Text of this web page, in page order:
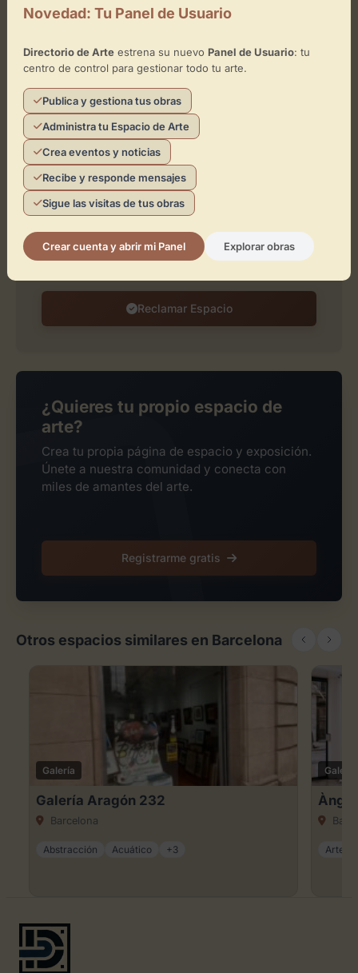
¿Eres el representante de este
espacio?
Reclámalo de forma gratuita para gestionar su
perfil, publicar exposiciones y añadir obras de
arte.
Reclamar Espacio
¿Quieres tu propio espacio de
arte?
Crea tu propia página de espacio y exposición.
Únete a nuestra comunidad y conecta con
miles de amantes del arte.
Registrarme gratis
Otros espacios similares en Barcelona
Galería
Galería Aragón 232
Barcelona
Abstracción Acuático +3
Galería
Arte
Novedad: Tu Panel de Usuario
Directorio de Arteestrena su nuevo Panel de Usuario: tu
centro de control para gestionar todo tu arte.
Publica y gestiona tus obras
Administra tu Espacio de Arte
Crea eventos y noticias
Recibe y responde mensajes
Sigue las visitas de tus obras
Crear cuenta y abrir mi Panel Explorar obras